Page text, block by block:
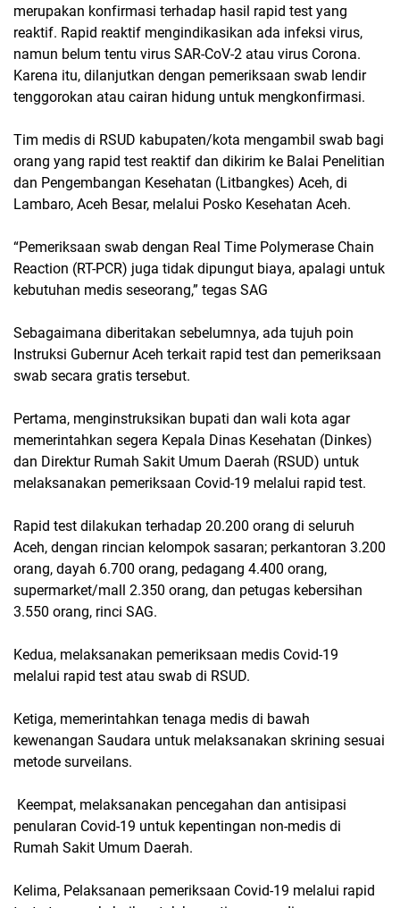
merupakan konfirmasi terhadap hasil rapid test yang
reaktif. Rapid reaktif mengindikasikan ada infeksi virus,
namun belum tentu virus SAR-CoV-2 atau virus Corona.
Karena itu, dilanjutkan dengan pemeriksaan swab lendir
tenggorokan atau cairan hidung untuk mengkonfirmasi.
Tim medis di RSUD kabupaten/kota mengambil swab bagi
orang yang rapid test reaktif dan dikirim ke Balai Penelitian
dan Pengembangan Kesehatan (Litbangkes) Aceh, di
Lambaro, Aceh Besar, melalui Posko Kesehatan Aceh.
“Pemeriksaan swab dengan Real Time Polymerase Chain
Reaction (RT-PCR) juga tidak dipungut biaya, apalagi untuk
kebutuhan medis seseorang,” tegas SAG
Sebagaimana diberitakan sebelumnya, ada tujuh poin
Instruksi Gubernur Aceh terkait rapid test dan pemeriksaan
swab secara gratis tersebut.
Pertama, menginstruksikan bupati dan wali kota agar
memerintahkan segera Kepala Dinas Kesehatan (Dinkes)
dan Direktur Rumah Sakit Umum Daerah (RSUD) untuk
melaksanakan pemeriksaan Covid-19 melalui rapid test.
Rapid test dilakukan terhadap 20.200 orang di seluruh
Aceh, dengan rincian kelompok sasaran; perkantoran 3.200
orang, dayah 6.700 orang, pedagang 4.400 orang,
supermarket/mall 2.350 orang, dan petugas kebersihan
3.550 orang, rinci SAG.
Kedua, melaksanakan pemeriksaan medis Covid-19
melalui rapid test atau swab di RSUD.
Ketiga, memerintahkan tenaga medis di bawah
kewenangan Saudara untuk melaksanakan skrining sesuai
metode surveilans.
Keempat, melaksanakan pencegahan dan antisipasi
penularan Covid-19 untuk kepentingan non-medis di
Rumah Sakit Umum Daerah.
Kelima, Pelaksanaan pemeriksaan Covid-19 melalui rapid